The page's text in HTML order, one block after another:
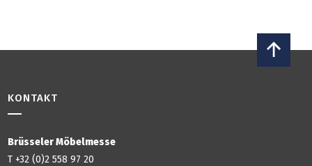
KONTAKT
Brüsseler Möbelmesse
T +32 (0)2 558 97 20